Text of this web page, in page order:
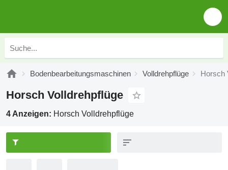
Bodenbearbeitungsmaschinen Volldrehpflüge Horsch
Horsch Volldrehpflüge
4 Anzeigen: Horsch Volldrehpflüge